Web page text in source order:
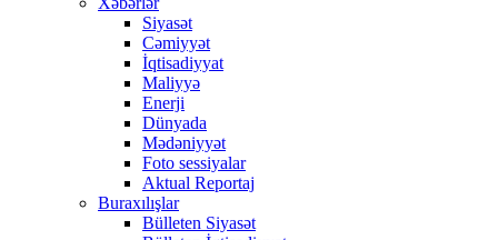
Siyasət
Cəmiyyət
İqtisadiyyat
Maliyyə
Enerji
Dünyada
Mədəniyyət
Foto sessiyalar
Aktual Reportaj
Buraxılışlar
Bülleten Siyasət